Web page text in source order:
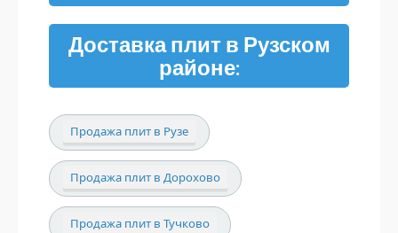
Доставка плит в Рузском
районе:
Продажа плит в Рузе
Продажа плит в Дорохово
Продажа плит в Тучково